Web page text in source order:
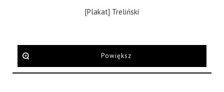
[Plakat] Treliński
Powiększ